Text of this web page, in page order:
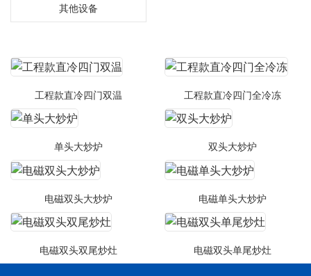
其他设备
工程款直冷四门双温 工程款直冷四门全冷冻
单头大炒炉 双头大炒炉
电磁双头大炒炉 电磁单头大炒炉
电磁双头双尾炒灶 电磁双头单尾炒灶